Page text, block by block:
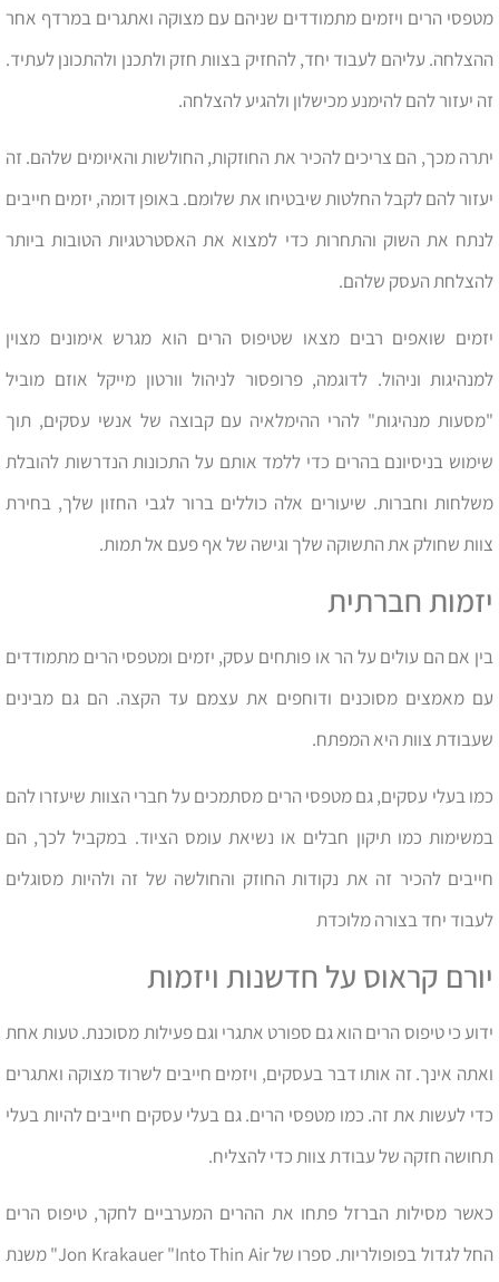
מטפסי הרים ויזמים מתמודדים שניהם עם מצוקה ואתגרים במרדף אחר
ההצלחה. עליהם לעבוד יחד, להחזיק בצוות חזק ולתכנן ולהתכונן לעתיד.
זה יעזור להם להימנע מכישלון ולהגיע להצלחה.
יתרה מכך, הם צריכים להכיר את החוזקות, החולשות והאיומים שלהם. זה
יעזור להם לקבל החלטות שיבטיחו את שלומם. באופן דומה, יזמים חייבים
לנתח את השוק והתחרות כדי למצוא את האסטרטגיות הטובות ביותר
להצלחת העסק שלהם.
יזמים שואפים רבים מצאו שטיפוס הרים הוא מגרש אימונים מצוין
למנהיגות וניהול. לדוגמה, פרופסור לניהול וורטון מייקל אוזם מוביל
"מסעות מנהיגות" להרי ההימלאיה עם קבוצה של אנשי עסקים, תוך
שימוש בניסיונם בהרים כדי ללמד אותם על התכונות הנדרשות להובלת
משלחות וחברות. שיעורים אלה כוללים ברור לגבי החזון שלך, בחירת
צוות שחולק את התשוקה שלך וגישה של אף פעם אל תמות.
יזמות חברתית
בין אם הם עולים על הר או פותחים עסק, יזמים ומטפסי הרים מתמודדים
עם מאמצים מסוכנים ודוחפים את עצמם עד הקצה. הם גם מבינים
שעבודת צוות היא המפתח.
כמו בעלי עסקים, גם מטפסי הרים מסתמכים על חברי הצוות שיעזרו להם
במשימות כמו תיקון חבלים או נשיאת עומס הציוד. במקביל לכך, הם
חייבים להכיר זה את נקודות החוזק והחולשה של זה ולהיות מסוגלים
לעבוד יחד בצורה מלוכדת
יורם קראוס על חדשנות ויזמות
ידוע כי טיפוס הרים הוא גם ספורט אתגרי וגם פעילות מסוכנת. טעות אחת
ואתה אינך. זה אותו דבר בעסקים, ויזמים חייבים לשרוד מצוקה ואתגרים
כדי לעשות את זה. כמו מטפסי הרים. גם בעלי עסקים חייבים להיות בעלי
תחושה חזקה של עבודת צוות כדי להצליח.
כאשר מסילות הברזל פתחו את ההרים המערביים לחקר, טיפוס הרים
החל לגדול בפופולריות. ספרו של Jon Krakauer "Into Thin Air" משנת